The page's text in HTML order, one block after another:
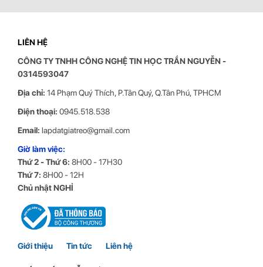
Bảng thông số kỹ thuật chi tiết của giá đỡ màn hình máy tính NB
Giá Treo Màn Hình Máy Tính NB G70 Màu Trắng phần chân đế có
LIÊN HỆ
CÔNG TY TNHH CÔNG NGHỆ TIN HỌCTRẦN NGUYỄN-
0314593047
Địa chỉ: 14 Phạm Quý Thích, P.Tân Quý, Q.Tân Phú, TPHCM
Điện thoại: 0945.518.538
Email: lapdatgiatreo@gmail.com
Giờ làm việc:
Thứ 2 - Thứ 6: 8H00 - 17H30
Thứ 7: 8H00 - 12H
Chủ nhật NGHỈ
Giới thiệu Tin tức Liên hệ